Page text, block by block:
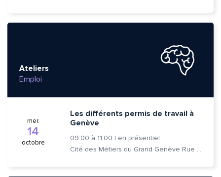
Ateliers
Emploi
mer.
14
octobre
Les différents permis de travail à
Genève
09:00 à 11:00 | en présentiel
Cité des Métiers du Grand Genève Rue Prévost-Martin 6 1205 Genève